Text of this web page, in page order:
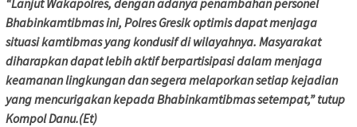
Bhabinkamtibmas ini, Polres Gresik optimis dapat menjaga
situasi kamtibmas yang kondusif di wilayahnya. Masyarakat
diharapkan dapat lebih aktif berpartisipasi dalam menjaga
keamanan lingkungan dan segera melaporkan setiap kejadian
yang mencurigakan kepada Bhabinkamtibmas setempat,” tutup
Kompol Danu.(Et)